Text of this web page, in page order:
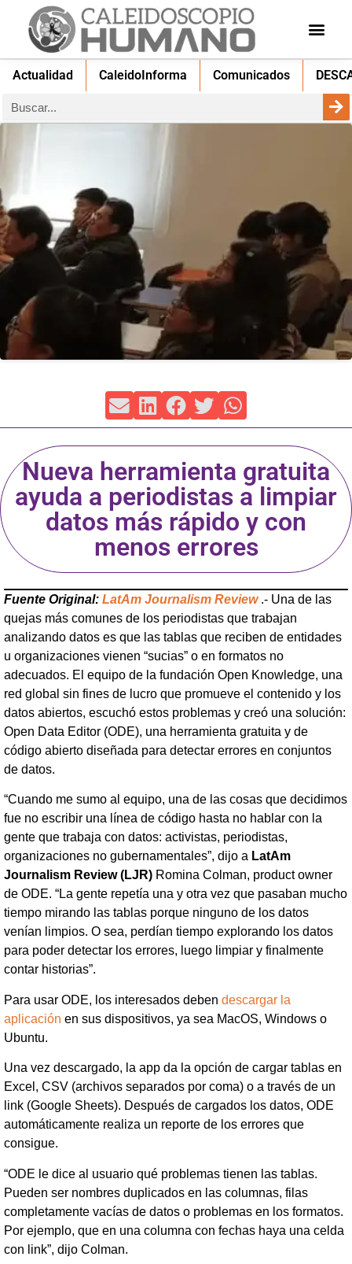
Actualidad CaleidoInforma Comunicados
Nueva herramienta gratuita
ayuda a periodistas a limpiar
datos más rápido y con
menos errores
Fuente Original: LatAm Journalism Review.- Una de las
quejas más comunes de los periodistas que trabajan
analizando datos es que las tablas que reciben de entidades
u organizaciones vienen “sucias” o en formatos no
adecuados. El equipo de la fundación Open Knowledge, una
red global sin fines de lucro que promueve el contenido y los
datos abiertos, escuchó estos problemas y creó una solución:
Open Data Editor (ODE), una herramienta gratuita y de
código abierto diseñada para detectar errores en conjuntos
de datos.
“Cuando me sumo al equipo, una de las cosas que decidimos
fue no escribir una línea de código hasta no hablar con la
gente que trabaja con datos: activistas, periodistas,
organizaciones no gubernamentales”, dijo a LatAm
Journalism Review (LJR) Romina Colman, product owner
de ODE. “La gente repetía una y otra vez que pasaban mucho
tiempo mirando las tablas porque ninguno de los datos
venían limpios. O sea, perdían tiempo explorando los datos
para poder detectar los errores, luego limpiar y finalmente
contar historias”.
Para usar ODE, los interesados deben descargar la
aplicación en sus dispositivos, ya sea MacOS, Windows o
Ubuntu.
Una vez descargado, la app da la opción de cargar tablas en
Excel, CSV (archivos separados por coma) o a través de un
link (Google Sheets). Después de cargados los datos, ODE
automáticamente realiza un reporte de los errores que
consigue.
“ODE le dice al usuario qué problemas tienen las tablas.
Pueden ser nombres duplicados en las columnas, filas
completamente vacías de datos o problemas en los formatos.
Por ejemplo, que en una columna con fechas haya una celda
con link”, dijo Colman.